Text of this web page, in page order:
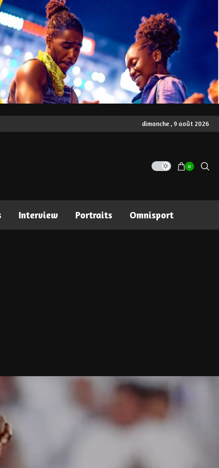
dimanche , 9 août 2026
0
Interview Portraits Omnisport